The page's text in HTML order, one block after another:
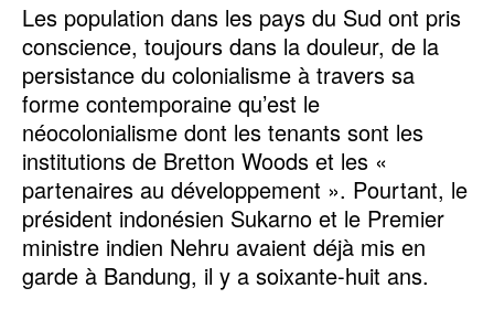
Les population dans les pays du Sud ont pris
conscience, toujours dans la douleur, de la
persistance du colonialisme à travers sa
forme contemporaine qu’est le
néocolonialisme dont les tenants sont les
institutions de Bretton Woods et les «
partenaires au développement ». Pourtant, le
président indonésien Sukarno et le Premier
ministre indien Nehru avaient déjà mis en
garde à Bandung, il y a soixante-huit ans.